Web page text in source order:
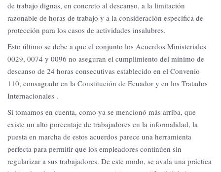
de trabajo dignas, en concreto al descanso, a la limitación
razonable de horas de trabajo y a la consideración específica de
protección para los casos de actividades insalubres.
Esto último se debe a que el conjunto los Acuerdos Ministeriales
0029, 0074 y 0096 no aseguran el cumplimiento del mínimo de
descanso de 24 horas consecutivas establecido en el Convenio
110, consagrado en la Constitución de Ecuador y en los Tratados
Internacionales .
Si tomamos en cuenta, como ya se mencionó más arriba, que
existe un alto porcentaje de trabajadores en la informalidad, la
puesta en marcha de estos acuerdos parece una herramienta
perfecta para permitir que los empleadores continúen sin
regularizar a sus trabajadores. De este modo, se avala una práctica